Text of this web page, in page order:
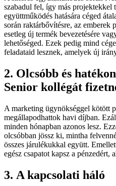
szabadul fel, így más projektekkel
együttműködés hatására céged
során raktárbővítésre, az emberek
esetleg új termék bevezetésére
lehetőséged. Ezek pedig mind
feladataid lesznek, amelyek új
2. Olcsóbb és
Senior kollégát
A marketing ügynökséggel kötött
megállapodhattok havi díjban.
minden hónapban azonos lesz.
olcsóbban jössz ki, mintha
összes járulékukkal együtt.
egész csapatot kapsz a pénzedért,
3. A kapcsolati háló